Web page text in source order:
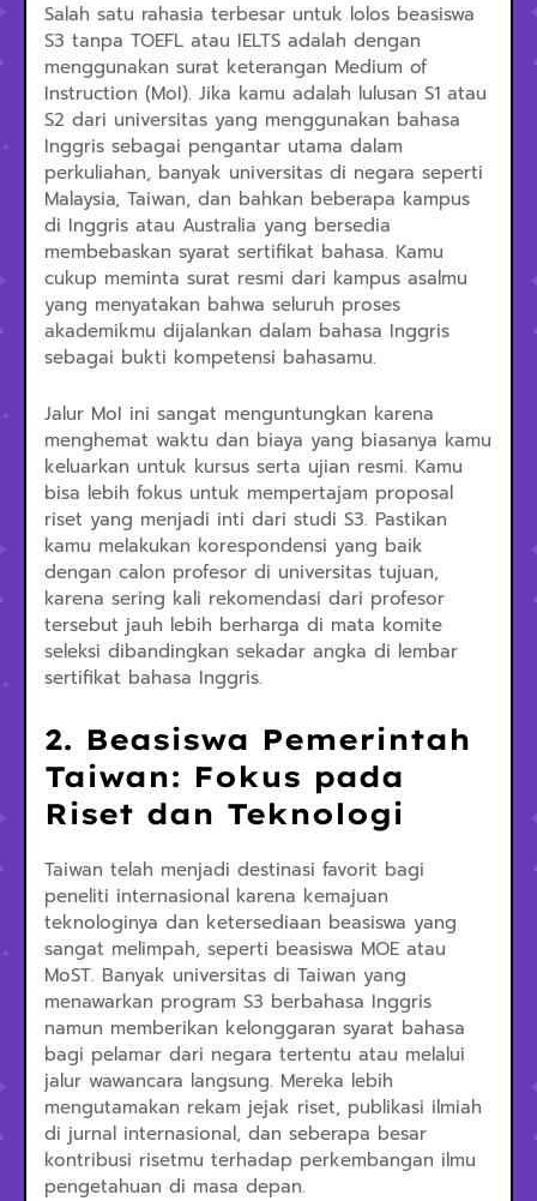
Salah satu rahasia terbesar untuk lolos beasiswa
S3 tanpa TOEFL atau IELTS adalah dengan
menggunakan surat keterangan Medium of
Instruction (MoI). Jika kamu adalah lulusan S1 atau
S2 dari universitas yang menggunakan bahasa
Inggris sebagai pengantar utama dalam
perkuliahan, banyak universitas di negara seperti
Malaysia, Taiwan, dan bahkan beberapa kampus
di Inggris atau Australia yang bersedia
membebaskan syarat sertifikat bahasa. Kamu
cukup meminta surat resmi dari kampus asalmu
yang menyatakan bahwa seluruh proses
akademikmu dijalankan dalam bahasa Inggris
sebagai bukti kompetensi bahasamu.
Jalur MoI ini sangat menguntungkan karena
menghemat waktu dan biaya yang biasanya kamu
keluarkan untuk kursus serta ujian resmi. Kamu
bisa lebih fokus untuk mempertajam proposal
riset yang menjadi inti dari studi S3. Pastikan
kamu melakukan korespondensi yang baik
dengan calon profesor di universitas tujuan,
karena sering kali rekomendasi dari profesor
tersebut jauh lebih berharga di mata komite
seleksi dibandingkan sekadar angka di lembar
sertifikat bahasa Inggris.
2. Beasiswa Pemerintah
Taiwan: Fokus pada
Riset dan Teknologi
Taiwan telah menjadi destinasi favorit bagi
peneliti internasional karena kemajuan
teknologinya dan ketersediaan beasiswa yang
sangat melimpah, seperti beasiswa MOE atau
MoST. Banyak universitas di Taiwan yang
menawarkan program S3 berbahasa Inggris
namun memberikan kelonggaran syarat bahasa
bagi pelamar dari negara tertentu atau melalui
jalur wawancara langsung. Mereka lebih
mengutamakan rekam jejak riset, publikasi ilmiah
di jurnal internasional, dan seberapa besar
kontribusi risetmu terhadap perkembangan ilmu
pengetahuan di masa depan.